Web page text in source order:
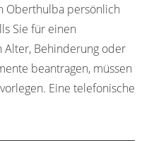
Oberthulba persönlich
Sie für einen
Alter, Behinderung oder
beantragen, müssen
Eine telefonische